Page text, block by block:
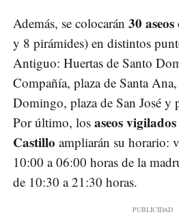
Además, se colocarán 30
y 8 pirámides) en distintos
Antiguo: Huertas de Santo
Compañía, plaza de Santa
Domingo, plaza de San José y
Por último, los aseos
Castillo ampliarán su horario:
10:00 a 06:00 horas de la
de 10:30 a 21:30 horas.